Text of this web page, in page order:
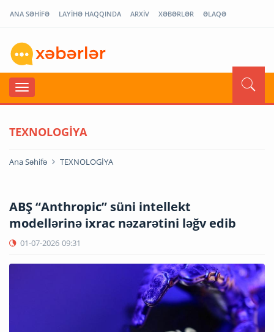
ANA SƏHİFƏ LAYİHƏ HAQQINDA ARXİV XƏBƏRLƏR ƏLAQƏ
TEXNOLOGİYA
Ana Səhifə TEXNOLOGİYA
ABŞ “Anthropic” süni intellekt
modellərinə ixrac nəzarətini ləğv edib
01-07-2026 09:31